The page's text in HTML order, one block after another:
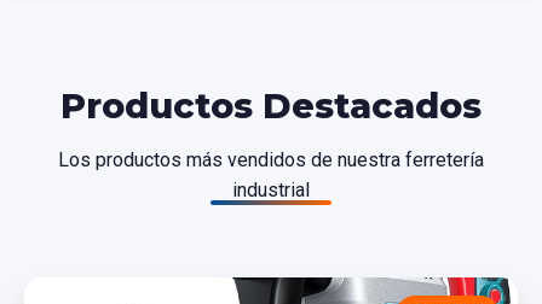
Productos Destacados
Los productos más vendidos de nuestra ferretería
industrial